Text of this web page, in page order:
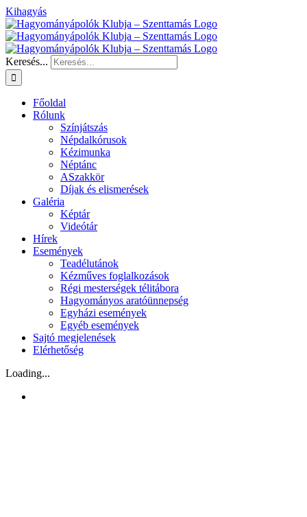
Kihagyás
Keresés...
Főoldal
Rólunk
Színjátszás
Népdalkórusok
Kézimunka
Néptánc
ASzakkör
Díjak és elismerések
Galéria
Képtár
Videótár
Hírek
Események
Teadélutánok
Kézműves foglalkozások
Régi mesterségek télitábora
Hagyományos aratóünnepség
Egyházi események
Egyéb események
Sajtó megjelenések
Elérhetőség
Loading...